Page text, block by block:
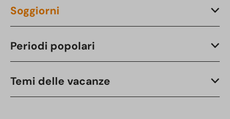
Soggiorni
Periodi popolari
Temi delle vacanze